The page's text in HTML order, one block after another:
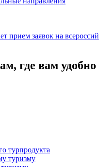
прием заявок на
где вам удобно
турпродукта
туризму